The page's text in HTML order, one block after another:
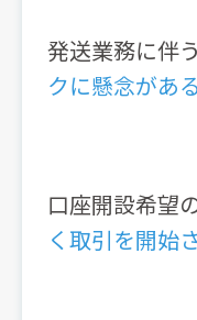
発送業務に伴う
クに懸念がある
口座開設希望
く取引を開始